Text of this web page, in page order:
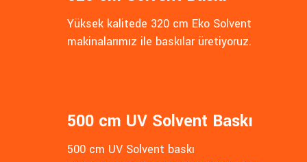
Yüksek kalitede 320 cm Eko Solvent
makinalarımız ile baskılar üretiyoruz.
500 cm UV Solvent Baskı
500 cm UV Solvent baskı